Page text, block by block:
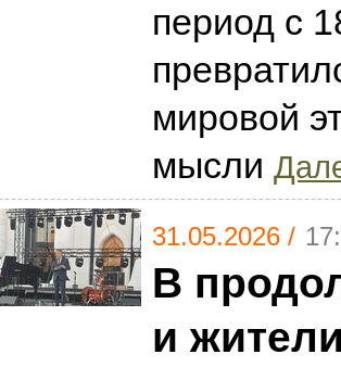
период с
мировой
мысли
31.05.2026 /
В
и